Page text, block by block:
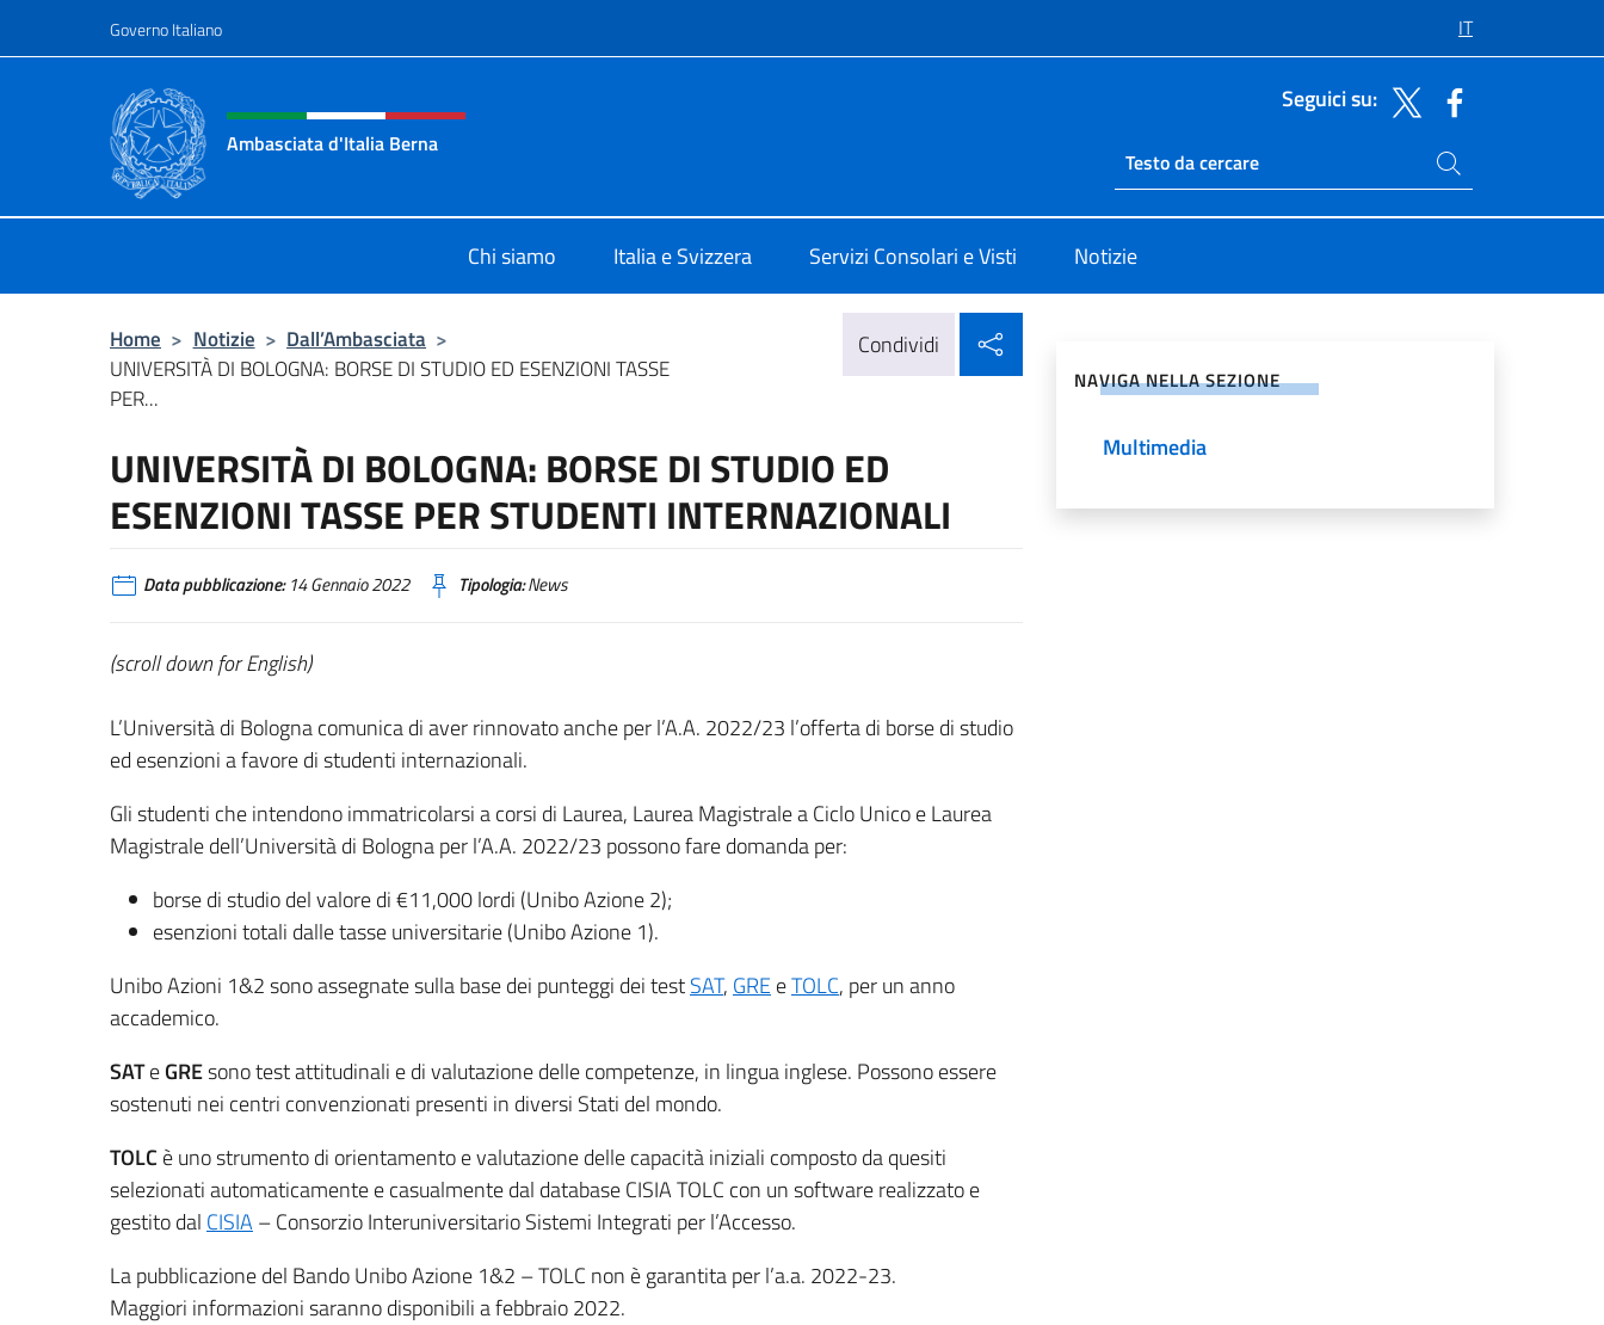
Governo Italiano IT
Intestazione sito, social e menù
Ambasciata d'Italia Berna
Seguici su:
Ricerca sito live
Cerca nel sito
Chi siamo Italia e Svizzera Servizi Consolari e Visti Notizie
Home > Notizie > Dall’Ambasciata >
UNIVERSITÀ DI BOLOGNA: BORSE DI STUDIO ED ESENZIONI TASSE
PER...
Condividi
UNIVERSITÀ DI BOLOGNA: BORSE DI STUDIO ED
ESENZIONI TASSE PER STUDENTI INTERNAZIONALI
Data pubblicazione:14 Gennaio 2022 Tipologia:News
(scroll down for English)
L’Università di Bologna comunica di aver rinnovato anche per l’A.A. 2022/23 l’offerta di borse di studio
ed esenzioni a favore di studenti internazionali.
Gli studenti che intendono immatricolarsi a corsi di Laurea, Laurea Magistrale a Ciclo Unico e Laurea
Magistrale dell’Università di Bologna per l’A.A. 2022/23 possono fare domanda per:
borse di studio del valore di €11,000 lordi (Unibo Azione 2);
esenzioni totali dalle tasse universitarie (Unibo Azione 1).
Unibo Azioni 1&2 sono assegnate sulla base dei punteggi dei testSAT, GRE eTOLC, per un anno
accademico.
SATeGREsono test attitudinali e di valutazione delle competenze, in lingua inglese. Possono essere
sostenuti nei centri convenzionati presenti in diversi Stati del mondo.
TOLC è uno strumento di orientamento e valutazione delle capacità iniziali composto da quesiti
selezionati automaticamente e casualmente dal database CISIA TOLC con un software realizzato e
gestito dal CISIA– Consorzio Interuniversitario Sistemi Integrati per l’Accesso.
La pubblicazione del Bando Unibo Azione 1&2 – TOLC non è garantita per l’a.a. 2022-23.
Maggiori informazioni saranno disponibili a febbraio 2022.
NAVIGA NELLA SEZIONE
Multimedia